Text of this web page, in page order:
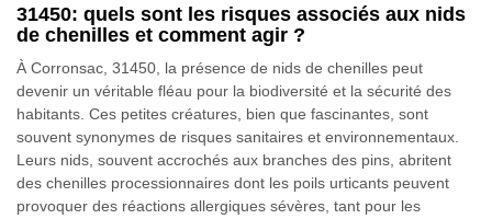
31450: quels sont les risques associés aux nids
de chenilles et comment agir ?
À Corronsac, 31450, la présence de nids de chenilles peut
devenir un véritable fléau pour la biodiversité et la sécurité des
habitants. Ces petites créatures, bien que fascinantes, sont
souvent synonymes de risques sanitaires et environnementaux.
Leurs nids, souvent accrochés aux branches des pins, abritent
des chenilles processionnaires dont les poils urticants peuvent
provoquer des réactions allergiques sévères, tant pour les